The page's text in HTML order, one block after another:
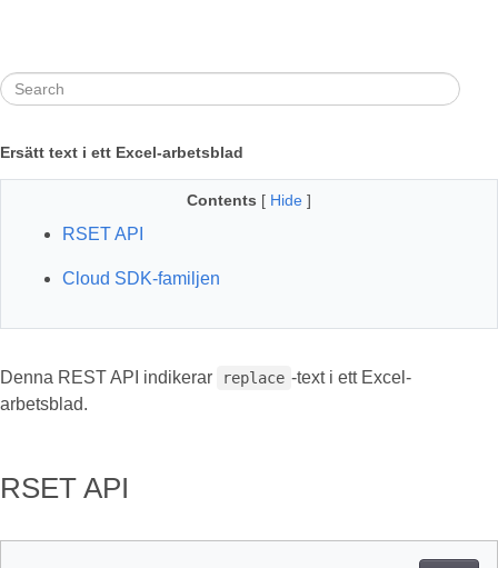
Ersätt text i ett Excel-arbetsblad
Contents [ Hide ]
RSET API
Cloud SDK-familjen
Denna REST API indikerar replace -text i ett Excel-
arbetsblad.
RSET API